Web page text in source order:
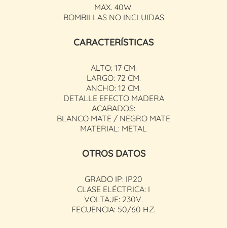
MAX. 40W.
BOMBILLAS NO INCLUIDAS
CARACTERÍSTICAS
ALTO: 17 CM.
LARGO: 72 CM.
ANCHO: 12 CM.
DETALLE EFECTO MADERA
ACABADOS:
BLANCO MATE / NEGRO MATE
MATERIAL: METAL
OTROS DATOS
GRADO IP: IP20
CLASE ELÉCTRICA: I
VOLTAJE: 230V.
FECUENCIA: 50/60 HZ.